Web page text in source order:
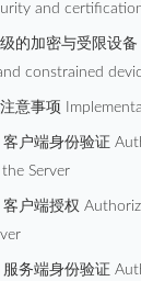
and
的加密与受限设
constrained
意事项
客户端身份验证
Server
客户端授权
服务端身份验证